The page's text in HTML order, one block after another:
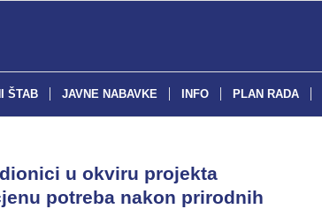
ŠTAB JAVNE NABAVKE INFO PLAN RADA
u okviru projekta
potreba nakon prirodnih